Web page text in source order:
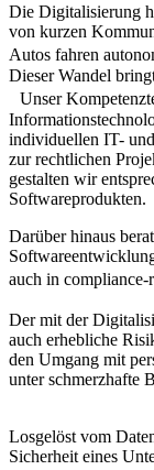
Die Digitalisierung
von kurzen
Autos fahren
Dieser Wandel
Unser
individuellen IT-
zur rechtlichen
gestalten wir
Softwareprodukten.
Darüber hinaus
auch in
Der mit der
auch erhebliche
den Umgang mit
unter schmerzhafte
Losgelöst vom
Sicherheit eines